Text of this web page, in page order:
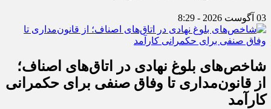
03 آگوست 2026 - 8:29
شاخص‌های بلوغ نهادی در اتاق‌های اصناف؛
از قانون‌مداری تا وفاق صنفی برای حکمرانی
کارآمد